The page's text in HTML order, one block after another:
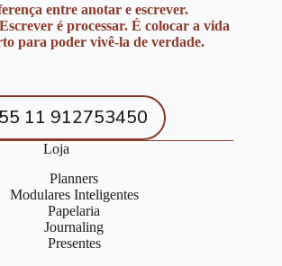
entre anotar e escrever.
é processar. É colocar a vida
para poder vivê-la de verdade.
11 912753450
Loja
Planners
Modulares Inteligentes
Papelaria
Journaling
Presentes